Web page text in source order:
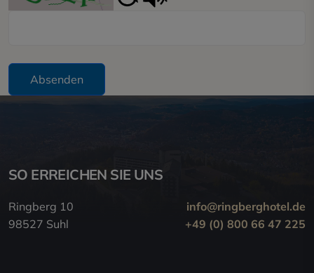
Absenden
SO ERREICHEN SIE UNS
Ringberg 10
98527 Suhl
info@ringberghotel.de
+49 (0) 800 66 47 225